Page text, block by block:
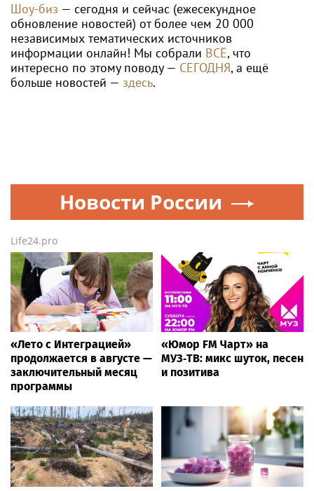
Шоу-биз — сегодня и сейчас (ежесекундное
обновление новостей) от более чем 20 000
независимых тематических источников
информации онлайн! Мы собрали ВСЁ, что
интересно по этому поводу — СЕГОДНЯ, а ещё
больше новостей — здесь.
Новости России
Life24.pro
«Лето с Интеграцией»
продолжается в августе —
заключительный месяц
программы
«Юмор FM Чарт» на
МУЗ‑ТВ: микс шуток, песен
и позитива